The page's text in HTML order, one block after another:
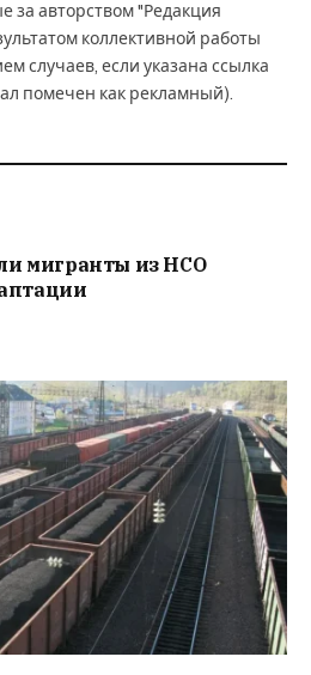
за авторством "Редакция
коллективной работы
случаев, если указана ссылка
помечен как рекламный).
мигранты из НСО